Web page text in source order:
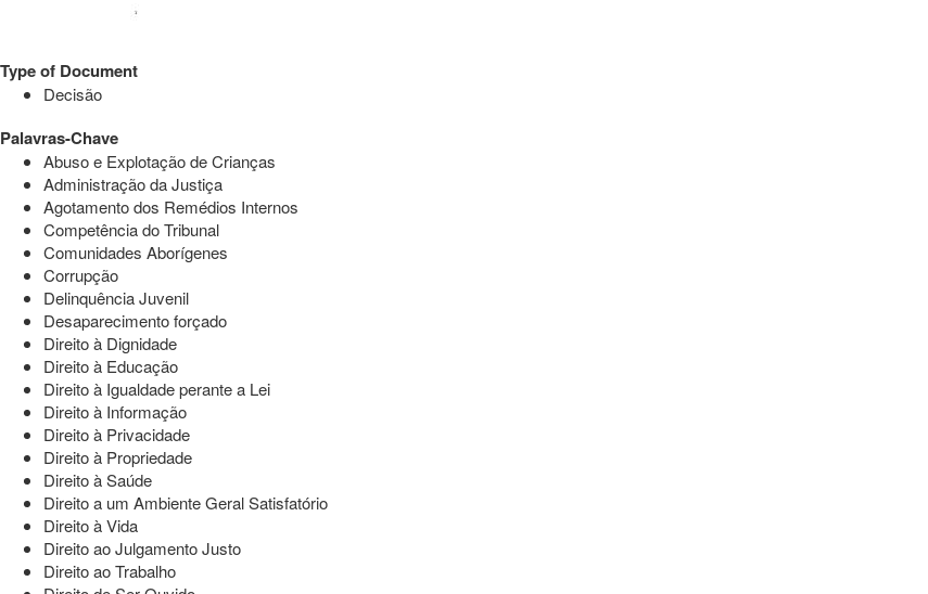
Type of Document
Decisão
Palavras-Chave
Abuso e Explotação de Crianças
Administração da Justiça
Agotamento dos Remédios Internos
Competência do Tribunal
Comunidades Aborígenes
Corrupção
Delinquência Juvenil
Desaparecimento forçado
Direito à Dignidade
Direito à Educação
Direito à Igualdade perante a Lei
Direito à Informação
Direito à Privacidade
Direito à Propriedade
Direito à Saúde
Direito a um Ambiente Geral Satisfatório
Direito à Vida
Direito ao Julgamento Justo
Direito ao Trabalho